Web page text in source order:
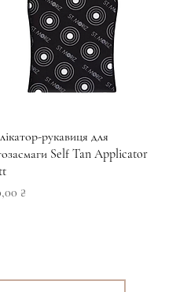
Швидкий перегляд
рукавиця для
Self Tan Applicator
₴